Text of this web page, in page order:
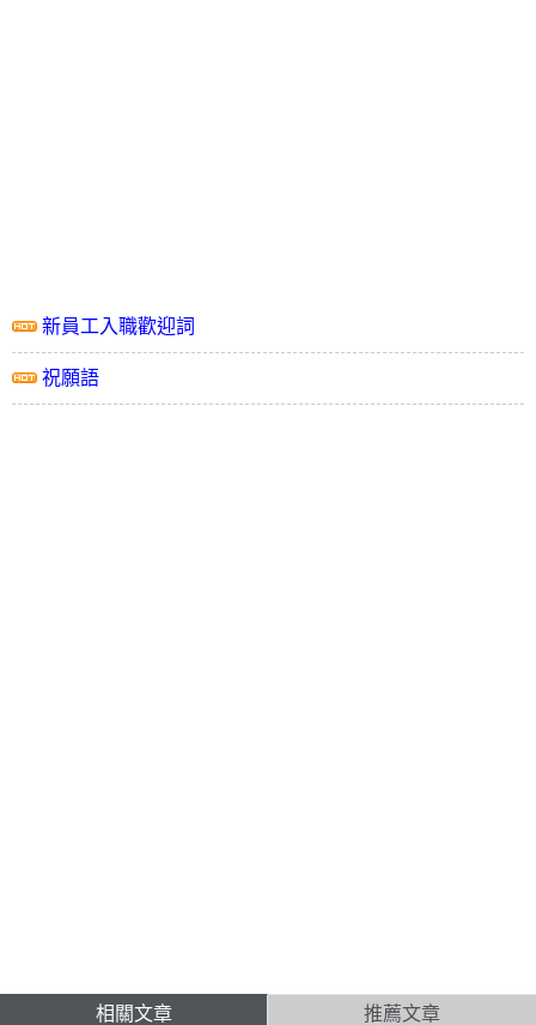
新員工入職歡迎詞
祝願語
相關文章 推薦文章